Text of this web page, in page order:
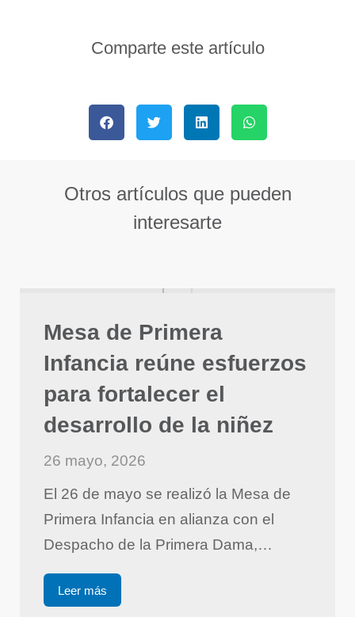
Comparte este artículo
Otros artículos que pueden
interesarte
Mesa de Primera
Infancia reúne esfuerzos
para fortalecer el
desarrollo de la niñez
26 mayo, 2026
El 26 de mayo se realizó la Mesa de
Primera Infancia en alianza con el
Despacho de la Primera Dama,…
Leer más